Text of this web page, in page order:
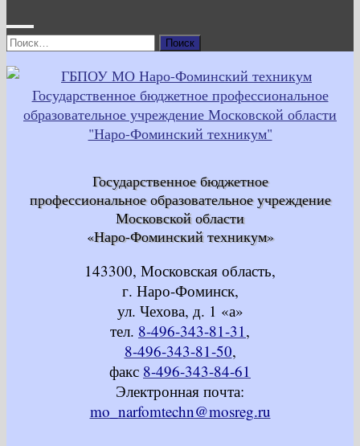
Найти:
Государственное бюджетное
профессиональное образовательное учреждение
Московской области
«Наро-Фоминский техникум»
143300, Московская область,
г. Наро-Фоминск,
ул. Чехова, д. 1 «а»
тел. 8-496-343-81-31,
8-496-343-81-50,
факс 8-496-343-84-61
Электронная почта:
mo_narfomtechn@mosreg.ru